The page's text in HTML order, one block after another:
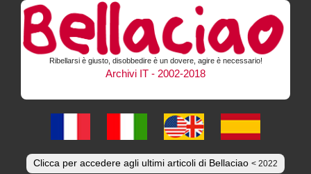
Ribellarsi è giusto, disobbedire è un dovere, agire è necessario!
Archivi IT - 2002-2018
Clicca per accedere agli ultimi articoli di Bellaciao < 2022